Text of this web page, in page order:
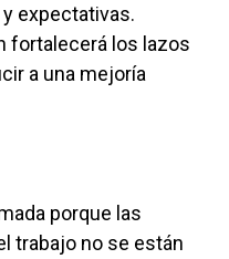
expectativas.
fortalecerá los lazos
a una mejoría
porque las
trabajo no se están